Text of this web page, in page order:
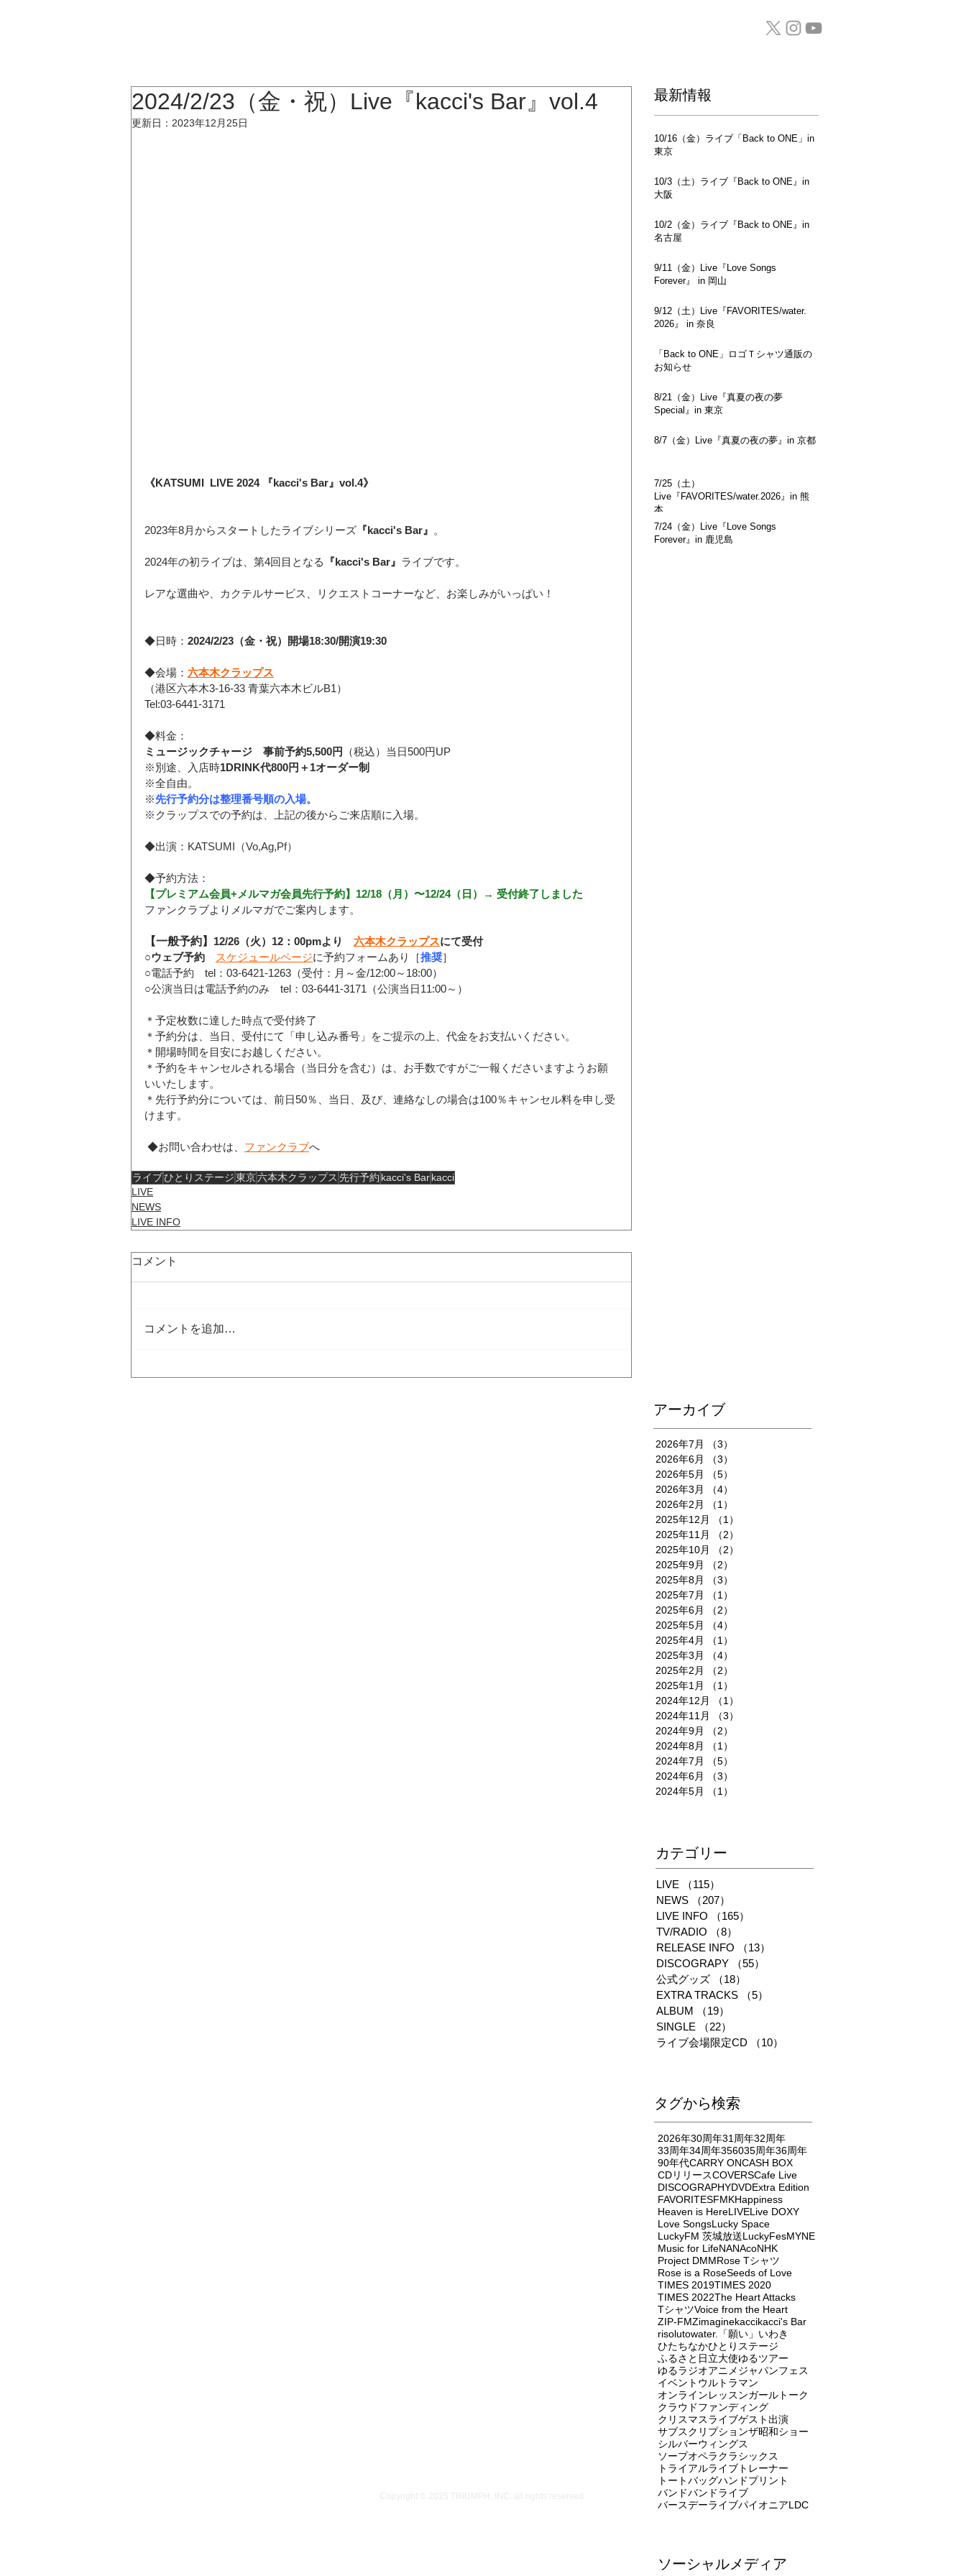
2024/2/23（金・祝）Live『kacci's Bar』vol.4
更新日： 2023年12月25日
《KATSUMI  LIVE 2024 『kacci's Bar』vol.4》
2023年8月からスタートしたライブシリーズ 『kacci's Bar』 。
2024年の初ライブは、第4回目となる 『kacci's Bar』 ライブです。
レアな選曲や、カクテルサービス、リクエストコーナーなど、お楽しみがいっぱい！
◆日時： 2024/2/23（金・祝）開場18:30/開演19:30
◆会場： 六本木クラップス
（港区六本木3-16-33 青葉六本木ビルB1）
Tel:03-6441-3171
◆料金：
ミュージックチャージ　事前予約5,500円
（税込）当日500円UP
※別途、入店時1DRINK代800円＋1オーダー制
※全自由。
※先行予約分は整理番号順の入場。
※クラップスでの予約は、上記の後からご来店順に入場。
◆出演：KATSUMI（Vo,Ag,Pf）
◆予約方法：
【プレミアム会員+メルマガ会員先行予約】12/18（月）〜12/24（日）→ 受付終了しました
ファンクラブよりメルマガでご案内します。
【一般予約】 12/26（火）12：00pmより 六本木クラップスにて受付
○ウェブ予約 スケジュールページに予約フォームあり［推奨］
○電話予約　tel：03-6421-1263（受付：月～金/12:00～18:00）
○公演当日は電話予約のみ　tel：03-6441-3171（公演当日11:00～）
＊予定枚数に達した時点で受付終了
＊予約分は、当日、受付にて「申し込み番号」をご提示の上、代金をお支払いください。
＊開場時間を目安にお越しください。
＊予約をキャンセルされる場合（当日分を含む）は、お手数ですがご一報くださいますようお願
いいたします。
＊先行予約分については、前日50％、当日、及び、連絡なしの場合は100％キャンセル料を申し受
けます。
◆お問い合わせは、 ファンクラブへ
ライブひとりステージ東京六本木クラップス 先行予約 kacci's Barkacci
LIVE
NEWS
LIVE INFO
コメント
コメントを追加…
​最新情報
10/16（金）ライブ「Back to ONE」in
東京
10/3（土）ライブ『Back to ONE』in
大阪
10/2（金）ライブ『Back to ONE』in
名古屋
9/11（金）Live『Love Songs
Forever』 in 岡山
9/12（土）Live『FAVORITES/water.
2026』 in 奈良
「Back to ONE」ロゴＴシャツ通販の
お知らせ
8/21（金）Live『真夏の夜の夢
Special』in 東京
8/7（金）Live『真夏の夜の夢』in 京都
7/25（土）
Live『FAVORITES/water.2026』in 熊
本
7/24（金）Live『Love Songs
Forever』in 鹿児島
アーカイブ
2026年7月 （3）
2026年6月
（3）
2026年5月
（5）
2026年3月
（4）
2026年2月
（1）
2025年12月
（1）
2025年11月
（2）
2025年10月
（2）
2025年9月
（2）
2025年8月
（3）
2025年7月
（1）
2025年6月
（2）
2025年5月
（4）
2025年4月
（1）
2025年3月
（4）
2025年2月
（2）
2025年1月
（1）
2024年12月
（1）
2024年11月
（3）
2024年9月
（2）
2024年8月
（1）
2024年7月
（5）
2024年6月
（3）
2024年5月
（1）
​カテゴリー
LIVE （115）
NEWS
（207）
LIVE INFO
（165）
TV/RADIO
（8）
RELEASE INFO
（13）
DISCOGRAPY
（55）
公式グッズ
（18）
EXTRA TRACKS
（5）
ALBUM
（19）
SINGLE
（22）
ライブ会場限定CD
（10）
タグから検索
2026年30周年31周年32周年
33周年34周年356035周年36周年
90年代CARRY ONCASH BOX
CDリリースCOVERSCafe Live
DISCOGRAPHYDVDExtra Edition
FAVORITESFMKHappiness
Heaven is HereLIVELive DOXY
Love SongsLucky Space
LuckyFM 茨城放送LuckyFesMYNE
Music for LifeNANAcoNHK
Project DMMRose Tシャツ
Rose is a RoseSeeds of Love
TIMES 2019TIMES 2020
TIMES 2022The Heart Attacks
TシャツVoice from the Heart
ZIP-FMZimaginekaccikacci's Bar
risolutowater. 「願い」 いわき
ひたちなかひとりステージ
ふるさと日立大使ゆるツアー
ゆるラジオアニメジャパンフェス
イベント ウルトラマン
オンラインレッスンガールトーク
クラウドファンディング
クリスマスライブゲスト出演
サブスクリプションザ昭和ショー
シルバーウィングス
ソープオペラクラシックス
トライアルライブ トレーナー
トートバッグハンドプリント
バンドバンドライブ
バースデーライブパイオニアLDC
ソーシャルメディア